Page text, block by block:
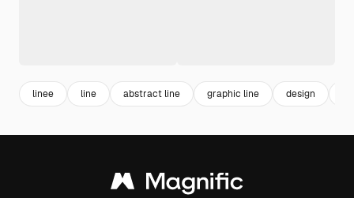
linee line abstract line graphic line design